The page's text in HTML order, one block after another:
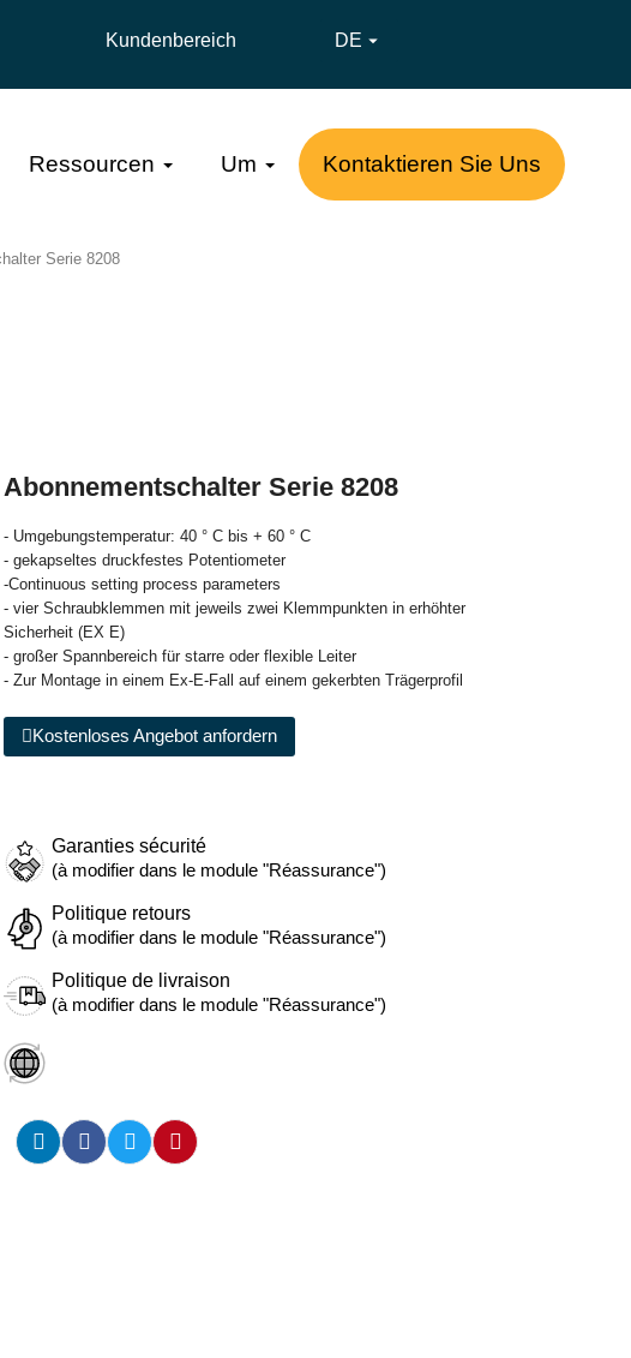
Kundenbereich DE 
Ressourcen Um Kontaktieren Sie Uns
Serie 8208
Abonnementschalter Serie 8208
- Umgebungstemperatur: 40 ° C bis + 60 ° C
- gekapseltes druckfestes Potentiometer
-Continuous setting process parameters
- vier Schraubklemmen mit jeweils zwei Klemmpunkten in erhöhter
Sicherheit (EX E)
- großer Spannbereich für starre oder flexible Leiter
- Zur Montage in einem Ex-E-Fall auf einem gekerbten Trägerprofil
Kostenloses Angebot anfordern
Garanties sécurité
(à modifier dans le module "Réassurance")
Politique retours
(à modifier dans le module "Réassurance")
Politique de livraison
(à modifier dans le module "Réassurance")